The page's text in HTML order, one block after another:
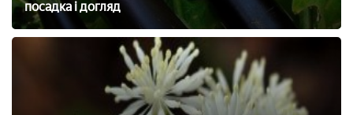
посадка і догляд